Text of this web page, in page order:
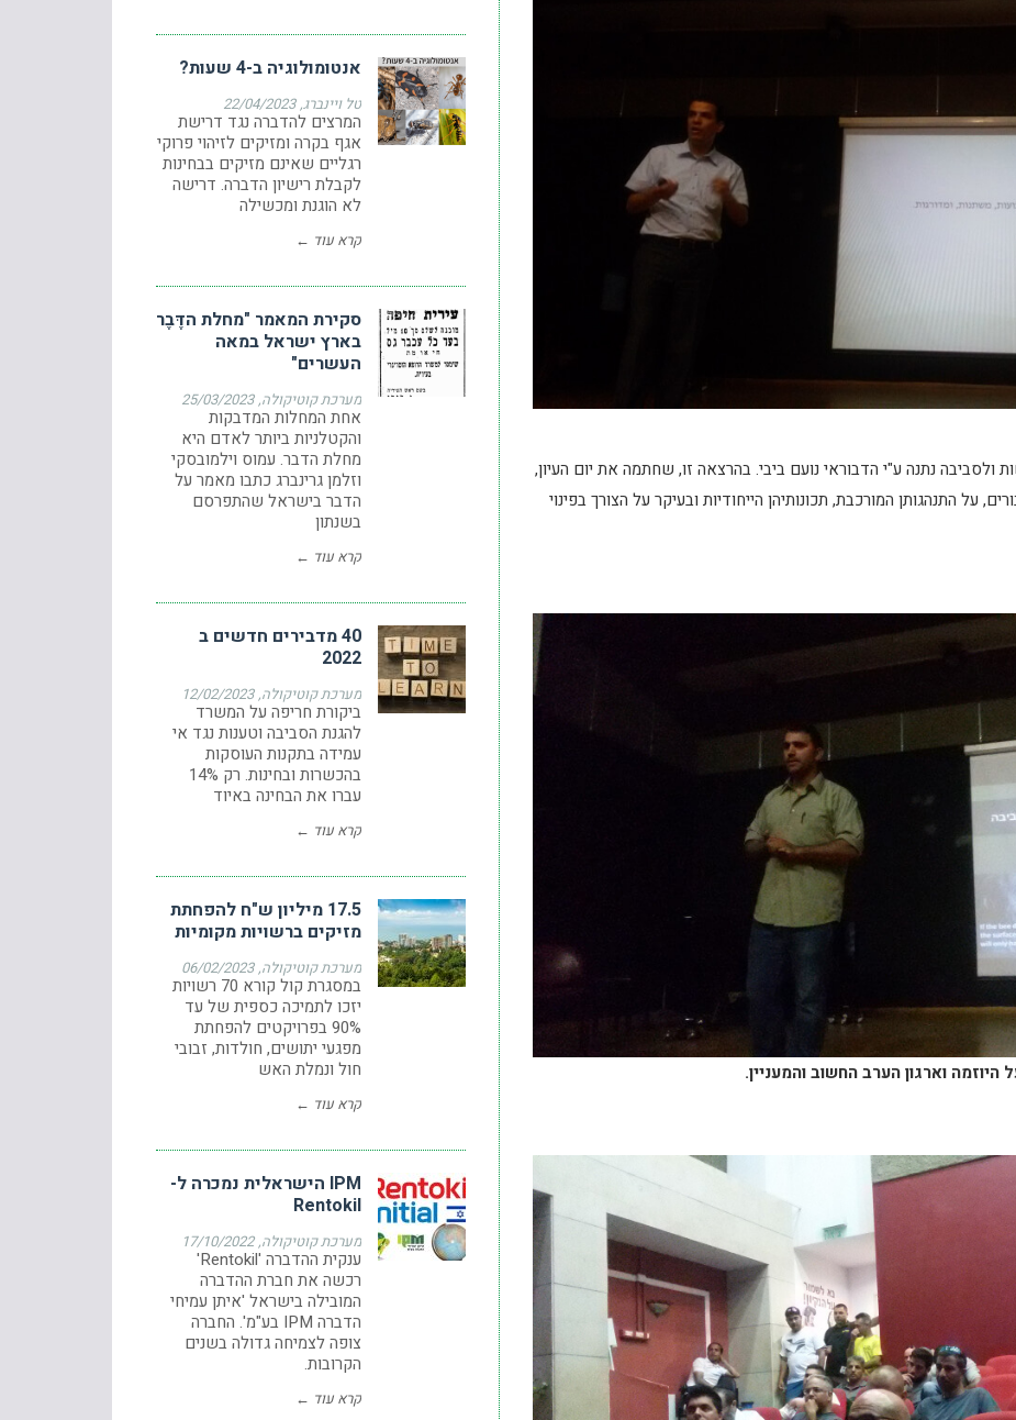
ולסביבה נתנה ע"י הדבוראי נועם ביבי. בהרצאה זו, שחתמה את יום העיון,
על התנהגותן המורכבת, תכונותיהן הייחודיות ובעיקר על הצורך בפינוי
וארגון הערב החשוב והמעניין.
אנטומולוגיה ב-4 שעות?
טל ויינברג 22/04/2023
המרצים להדברה נגד דרישת
אגף בקרה ומזיקים לזיהוי פרוקי
רגליים שאינם מזיקים בבחינות
לקבלת רישיון הדברה. דרישה
לא הוגנת ומכשילה
קרא עוד ←
סקירת המאמר "מחלת הדֶּבֶר
בארץ ישראל במאה
העשרים"
מערכת קוטיקולה 25/03/2023
אחת המחלות המדבקות
והקטלניות ביותר לאדם היא
מחלת הדבר. עמוס וילמובסקי
וזלמן גרינברג כתבו מאמר על
הדבר בישראל שהתפרסם
בשנתון
קרא עוד ←
40 מדבירים חדשים ב
2022
מערכת קוטיקולה 12/02/2023
ביקורת חריפה על המשרד
להגנת הסביבה וטענות נגד אי
עמידה בתקנות העוסקות
בהכשרות ובחינות. רק 14%
עברו את הבחינה באיוד
קרא עוד ←
17.5 מיליון ש"ח להפחתת
מזיקים ברשויות מקומיות
מערכת קוטיקולה 06/02/2023
במסגרת קול קורא 70 רשויות
יזכו לתמיכה כספית של עד
90% בפרויקטים להפחתת
מפגעי יתושים, חולדות, זבובי
חול ונמלת האש
קרא עוד ←
IPM הישראלית נמכרה ל-
Rentokil
מערכת קוטיקולה 17/10/2022
ענקית ההדברה 'Rentokil'
רכשה את חברת ההדברה
המובילה בישראל 'איתן עמיחי
הדברה IPM בע"מ'. החברה
צופה לצמיחה גדולה בשנים
הקרובות.
קרא עוד ←